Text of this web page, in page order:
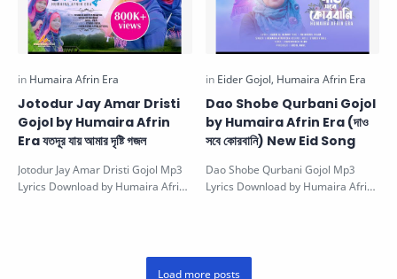
Jotodur Jay Amar Dristi
Gojol by Humaira Afrin
Era যতদূর যায় আমার দৃষ্টি গজল
Jotodur Jay Amar Dristi Gojol Mp3
Lyrics Download by Humaira Afrin
Dao Shobe Qurbani Gojol
by Humaira Afrin Era (দাও
সবে কোরবানি) New Eid Song
Dao Shobe Qurbani Gojol Mp3
Lyrics Download by Humaira Afrin